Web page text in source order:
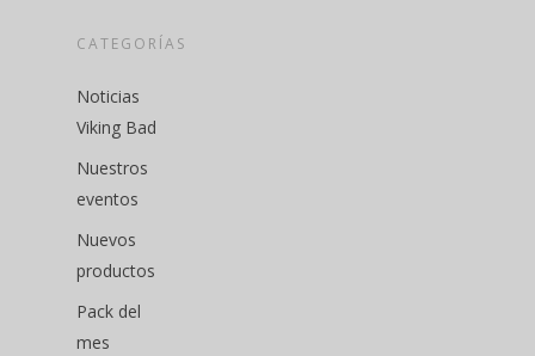
CATEGORÍAS
Noticias
Viking Bad
Nuestros
eventos
Nuevos
productos
Pack del
mes